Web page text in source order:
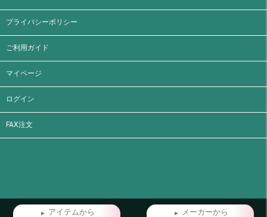
プライバシーポリシー
ご利用ガイド
マイページ
ログイン
FAX注文
アイテムから
メーカーから